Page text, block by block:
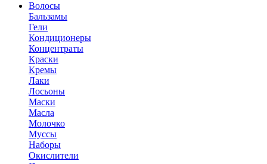
Волосы
Бальзамы
Гели
Кондиционеры
Концентраты
Краски
Кремы
Лаки
Лосьоны
Маски
Масла
Молочко
Муссы
Наборы
Окислители